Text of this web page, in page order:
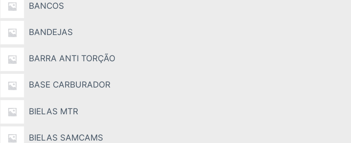
BANCOS
BANDEJAS
BARRA ANTI TORÇÃO
BASE CARBURADOR
BIELAS MTR
BIELAS SAMCAMS